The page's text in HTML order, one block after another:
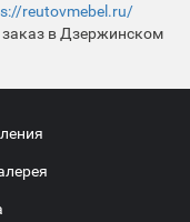
reutovmebel.ru/
заказ в Дзержинском